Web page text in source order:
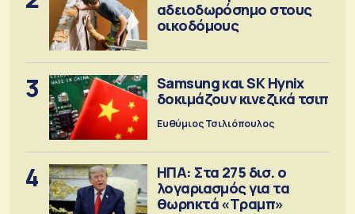
αδειοδωρόσημο στους
οικοδόμους
3
Samsung και SK Hynix
δοκιμάζουν κινεζικά τσιπ
Ευθύμιος Τσιλιόπουλος
4
ΗΠΑ: Στα 275 δισ. ο
λογαριασμός για τα
θωρηκτά «Τραμπ»